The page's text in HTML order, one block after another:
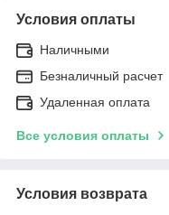
Условия оплаты
Наличными
Безналичный расчет
Удаленная оплата
Все условия оплаты
Условия возврата